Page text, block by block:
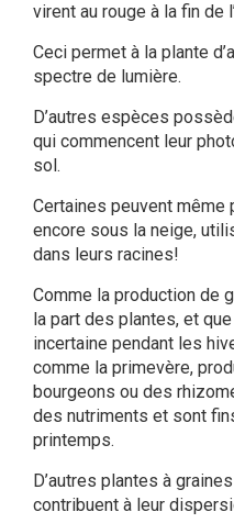
virent au rouge à la fin de
Ceci permet à la plante
spectre de lumière.
D’autres espèces
qui commencent leur
sol.
Certaines peuvent même
encore sous la neige,
dans leurs racines!
Comme la production de
la part des plantes, et
incertaine pendant les
comme la primevère,
bourgeons ou des
des nutriments et sont
printemps.
D’autres plantes à
contribuent à leur